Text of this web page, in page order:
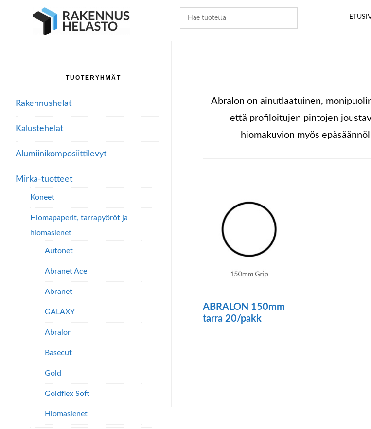
pääsisältöön
ensisijaiseen
alatunnisteeseen
Abralon on ainutlaatuinen,
että profiloitujen pintojen
hiomakuvion myös
ABRALON 150mm
tarra 20/pakk
Ensisijainen
sivupalkki
TUOTERYHMÄT
Rakennushelat
Kalustehelat
Alumiini­komposiitti­levyt
Mirka-tuotteet
Koneet
Hiomapaperit, tarrapyöröt ja
hiomasienet
Autonet
Abranet Ace
Abranet
GALAXY
Abralon
Basecut
Gold
Goldflex Soft
Hiomasienet